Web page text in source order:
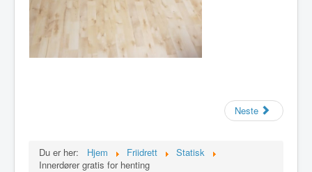
Neste
Du er her: Hjem Friidrett
Statisk
Innerdører gratis for henting